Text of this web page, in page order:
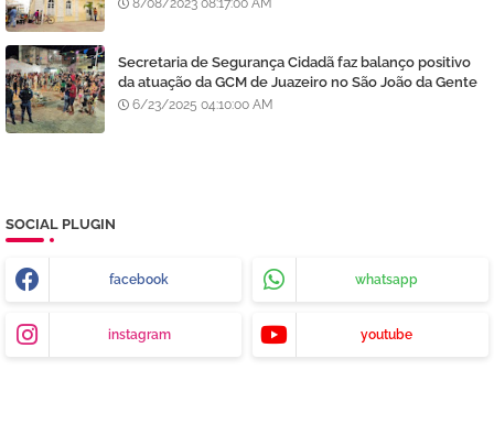
8/08/2023 08:17:00 AM
Secretaria de Segurança Cidadã faz balanço positivo
da atuação da GCM de Juazeiro no São João da Gente
6/23/2025 04:10:00 AM
SOCIAL PLUGIN
facebook whatsapp
instagram youtube